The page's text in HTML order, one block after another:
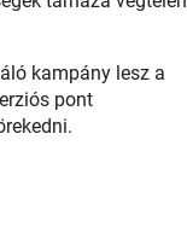
kampány lesz a
pont